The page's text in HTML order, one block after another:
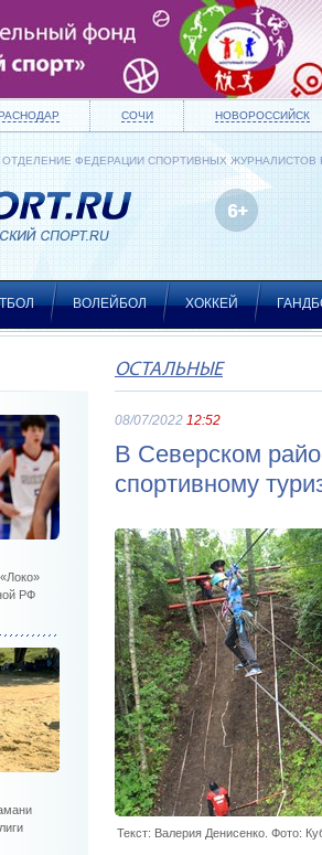
СОЧИ НОВОРОССИЙСК
ФЕДЕРАЦИИ СПОРТИВНЫХ ЖУРНАЛИСТОВ
ВОЛЕЙБОЛ ХОККЕЙ
РФ
ОСТАЛЬНЫЕ
08/07/2022 12:52
В Северском
спортивному
Текст: Валерия Денисенко. Фото: